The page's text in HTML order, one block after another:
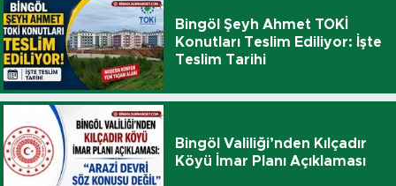
Bingöl Şeyh Ahmet TOKİ
Konutları Teslim Ediliyor: İşte
Teslim Tarihi
Bingöl Valiliği’nden Kılçadır
Köyü İmar Planı Açıklaması